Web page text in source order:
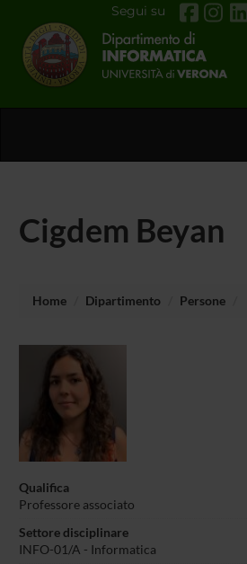
Segui su
Cigdem Beyan
Home Dipartimento Persone
Qualifica
Professore associato
Settore disciplinare
INFO-01/A - Informatica